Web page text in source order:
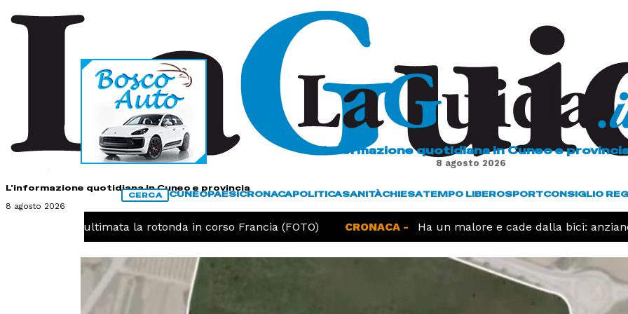
L'informazione quotidiana in Cuneo e provincia
8 agosto 2026
L'informazione quotidiana in Cuneo e
8 agosto 2026
CERCA CUNEOPAESICRONACAPOLITICASANITÀCHIESATEMPO LIBEROSPORTCONSIGLIO
Cuneo, ultimata la rotonda in corso Francia (FOTO) CRONACA - Ha un malore e cade dalla bici: anziano